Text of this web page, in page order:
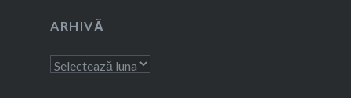
ARHIVĂ
Arhivă